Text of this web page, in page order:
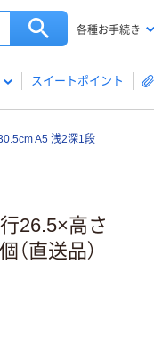
各種お手続き
スイートポイント
A5 浅2深1段
26.5×高さ
直送品）